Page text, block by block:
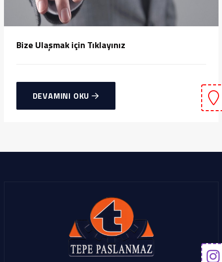
Bize Ulaşmak için Tıklayınız
DEVAMINI OKU